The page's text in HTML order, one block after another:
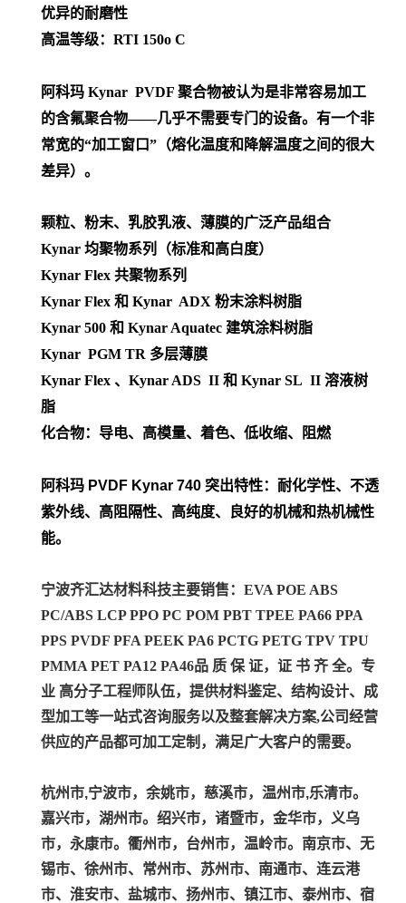
优异的耐磨性
高温等级：RTI 150o C
阿科玛 Kynar PVDF 聚合物被认为是非常容易加工
的含氟聚合物——几乎不需要专门的设备。有一个非
常宽的“加工窗口”（熔化温度和降解温度之间的很大
差异）。
颗粒、粉末、乳胶乳液、薄膜的广泛产品组合
Kynar 均聚物系列（标准和高白度）
Kynar Flex 共聚物系列
Kynar Flex 和 Kynar ADX 粉末涂料树脂
Kynar 500 和 Kynar Aquatec 建筑涂料树脂
Kynar PGM TR 多层薄膜
Kynar Flex 、Kynar ADS II 和 Kynar SL II 溶液树
脂
化合物：导电、高模量、着色、低收缩、阻燃
阿科玛 PVDF Kynar 740 突出特性：耐化学性、不透
紫外线、高阻隔性、高纯度、良好的机械和热机械性
能。
宁波齐汇达材料科技主要销售：EVA POE ABS
PC/ABS LCP PPO PC POM PBT TPEE PA66 PPA
PPS PVDF PFA PEEK PA6 PCTG PETG TPV TPU
PMMA PET PA12 PA46品 质 保 证，证 书 齐 全。专
业 高分子工程师队伍，提供材料鉴定、结构设计、成
型加工等一站式咨询服务以及整套解决方案,公司经营
供应的产品都可加工定制，满足广大客户的需要。
杭州市,宁波市，余姚市，慈溪市，温州市,乐清市。
嘉兴市，湖州市。绍兴市，诸暨市，金华市，义乌
市，永康市。衢州市，台州市，温岭市。南京市、无
锡市、徐州市、常州市、苏州市、南通市、连云港
市、淮安市、盐城市、扬州市、镇江市、泰州市、宿